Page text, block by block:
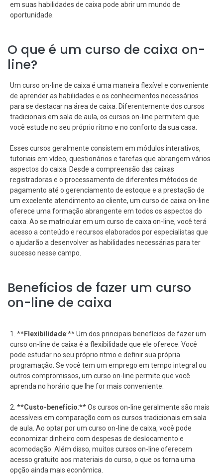
em suas habilidades de caixa pode abrir um mundo de
oportunidade.
O que é um curso de caixa on-
line?
Um curso on-line de caixa é uma maneira flexível e conveniente
de aprender as habilidades e os conhecimentos necessários
para se destacar na área de caixa. Diferentemente dos cursos
tradicionais em sala de aula, os cursos on-line permitem que
você estude no seu próprio ritmo e no conforto da sua casa.
Esses cursos geralmente consistem em módulos interativos,
tutoriais em vídeo, questionários e tarefas que abrangem vários
aspectos do caixa. Desde a compreensão das caixas
registradoras e o processamento de diferentes métodos de
pagamento até o gerenciamento de estoque e a prestação de
um excelente atendimento ao cliente, um curso de caixa on-line
oferece uma formação abrangente em todos os aspectos do
caixa. Ao se matricular em um curso de caixa on-line, você terá
acesso a conteúdo e recursos elaborados por especialistas que
o ajudarão a desenvolver as habilidades necessárias para ter
sucesso nesse campo.
Benefícios de fazer um curso
on-line de caixa
1. **Flexibilidade:** Um dos principais benefícios de fazer um
curso on-line de caixa é a flexibilidade que ele oferece. Você
pode estudar no seu próprio ritmo e definir sua própria
programação. Se você tem um emprego em tempo integral ou
outros compromissos, um curso on-line permite que você
aprenda no horário que lhe for mais conveniente.
2. **Custo-benefício:** Os cursos on-line geralmente são mais
acessíveis em comparação com os cursos tradicionais em sala
de aula. Ao optar por um curso on-line de caixa, você pode
economizar dinheiro com despesas de deslocamento e
acomodação. Além disso, muitos cursos on-line oferecem
acesso gratuito aos materiais do curso, o que os torna uma
opção ainda mais econômica.